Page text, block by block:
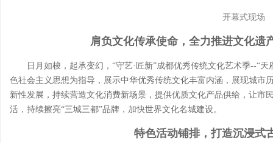
开幕式现场
肩负文化传承使命，全力推进文化遗
日月如梭，起承变幻，“守艺·匠新”成都优秀传统文化艺术季--“
色社会主义思想为指导，展示中华优秀传统文化丰富内涵，展现城市
新性发展，持续营造文化消费新场景，提供优质文化产品供给，让市
活，持续擦亮“三城三都”品牌，加快世界文化名城建设。
特色活动铺排，打造沉浸式